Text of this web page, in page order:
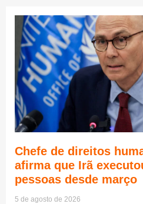
Chefe de direitos
afirma que Irã
pessoas desde março
5 de agosto de 2026